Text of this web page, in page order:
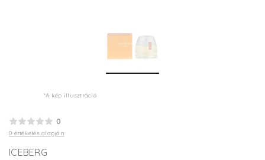
*A kép illusztráció
0
0 értékelés alapján
ICEBERG